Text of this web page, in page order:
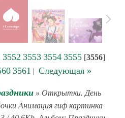
3552 3553 3554 3555 [3556]
3561 | Следующая »
» Открытки. День
Анимация гиф картинка